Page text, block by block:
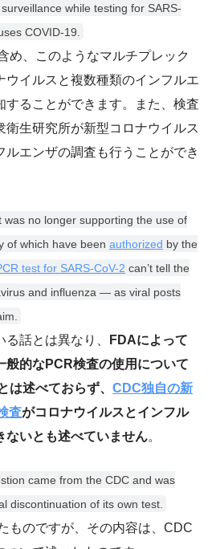
while testing for SARS-
COVID-19.
め、このようなマルチプレック
ウイルスと複数種類のインフルエ
することができます。また、検査
衛生研究所が新型コロナウイルス
エンザの調査も行うことができ
was no longer supporting the use of
of which have been authorized by the
test for SARS-CoV-2 can’t tell the
and influenza — as viral posts
話とは異なり、
FDAによって
般的なPCR検査の使用について
は述べておらず、 CDC独自の新
査がコロナウイルスとインフル
ないとも述べていません。
came from the CDC and was
discontinuation of its own test.
ものですが、その内容は、CDC